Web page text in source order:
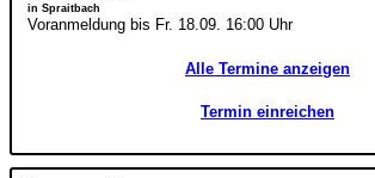
in Spraitbach
Voranmeldung bis Fr. 18.09. 16:00 Uhr
Alle Termine anzeigen
Termin einreichen